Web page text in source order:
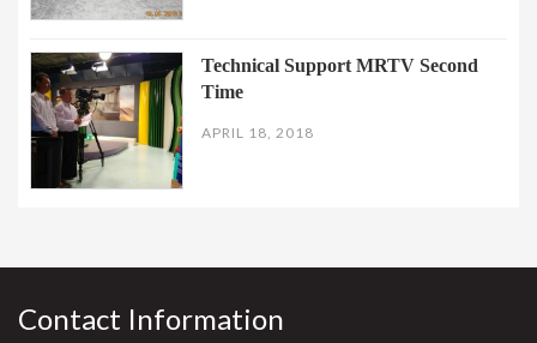
Technical Support MRTV Second
Time
APRIL 18, 2018
Contact Information